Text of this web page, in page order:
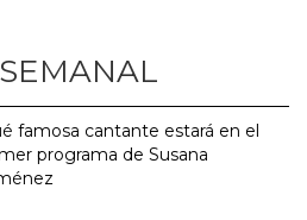
famosa cantante estará en el
programa de Susana